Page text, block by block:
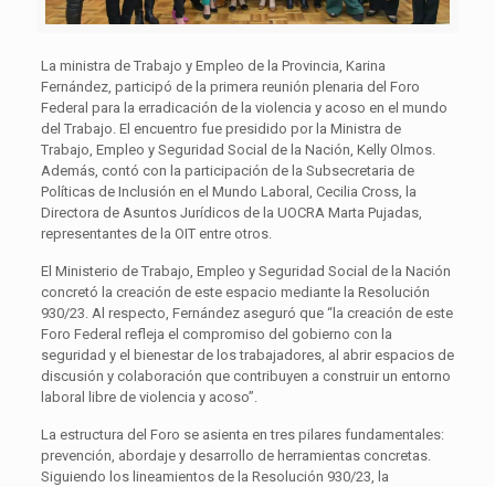
La ministra de Trabajo y Empleo de la Provincia, Karina
Fernández, participó de la primera reunión plenaria del Foro
Federal para la erradicación de la violencia y acoso en el mundo
del Trabajo. El encuentro fue presidido por la Ministra de
Trabajo, Empleo y Seguridad Social de la Nación, Kelly Olmos.
Además, contó con la participación de la Subsecretaria de
Políticas de Inclusión en el Mundo Laboral, Cecilia Cross, la
Directora de Asuntos Jurídicos de la UOCRA Marta Pujadas,
representantes de la OIT entre otros.
El Ministerio de Trabajo, Empleo y Seguridad Social de la Nación
concretó la creación de este espacio mediante la Resolución
930/23. Al respecto, Fernández aseguró que “la creación de este
Foro Federal refleja el compromiso del gobierno con la
seguridad y el bienestar de los trabajadores, al abrir espacios de
discusión y colaboración que contribuyen a construir un entorno
laboral libre de violencia y acoso”.
La estructura del Foro se asienta en tres pilares fundamentales:
prevención, abordaje y desarrollo de herramientas concretas.
Siguiendo los lineamientos de la Resolución 930/23, la